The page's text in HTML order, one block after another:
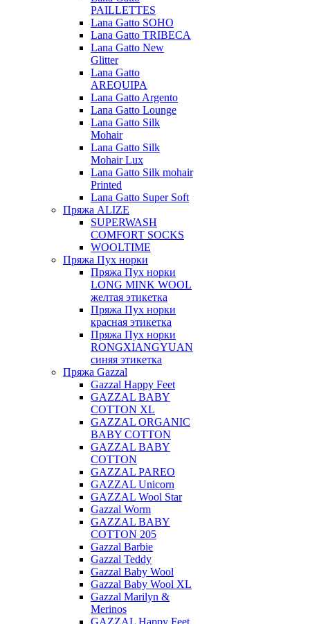
PAILLETTES
Lana Gatto SOHO
Lana Gatto TRIBECA
Lana Gatto New
Glitter
Lana Gatto
AREQUIPA
Lana Gatto Argento
Lana Gatto Lounge
Lana Gatto Silk
Mohair
Lana Gatto Silk
Mohair Lux
Lana Gatto Silk mohair
Printed
Lana Gatto Super Soft
Пряжа ALIZE
SUPERWASH
COMFORT SOCKS
WOOLTIME
Пряжа Пух норки
Пряжа Пух норки
LONG MINK WOOL
желтая этикетка
Пряжа Пух норки
красная этикетка
Пряжа Пух норки
RONGXIANGYUAN
синяя этикетка
Пряжа Gazzal
Gazzal Happy Feet
GAZZAL BABY
COTTON XL
GAZZAL ORGANIC
BABY COTTON
GAZZAL BABY
COTTON
GAZZAL PAREO
GAZZAL Unicorn
GAZZAL Wool Star
Gazzal Worm
GAZZAL BABY
COTTON 205
Gazzal Barbie
Gazzal Teddy
Gazzal Baby Wool
Gazzal Baby Wool XL
Gazzal Marilyn &
Merinos
GAZZAL Happy Feet